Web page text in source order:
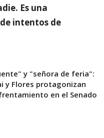
Es una
intentos de
y "señora de feria":
y Flores protagonizan
en el Senado